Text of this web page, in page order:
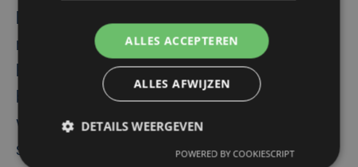
De gemeente kwam begin dit jaar in het
nieuws door zware wateroverlast. De
Heulebeek trad buiten haar oevers en
bedreigde het centrum. Een nooddam
werd in allerijl aangelegd. Intussen is er
stevig geïnvesteerd aan de Ledegemse
ALLES ACCEPTEREN
ALLES AFWIJZEN
DETAILS WEERGEVEN
POWERED BY COOKIESCRIPT